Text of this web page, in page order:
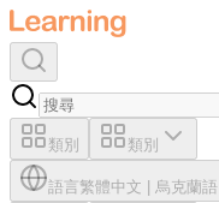
類別 類別
語言繁體中文 烏克蘭語